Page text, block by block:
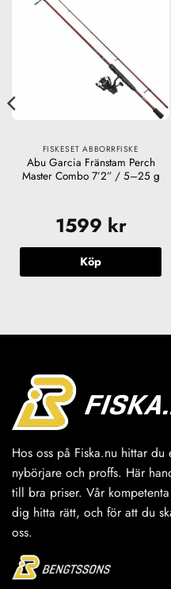
FISKESET ABBORRFISKE
Abu Garcia Fränstam Perch
Master Combo 7’2” / 5–25 g
1599 kr
Köp
Hos oss på Fiska.nu hittar
nybörjare och proffs. Här
till bra priser. Vår
dig hitta rätt, och för att du
oss.